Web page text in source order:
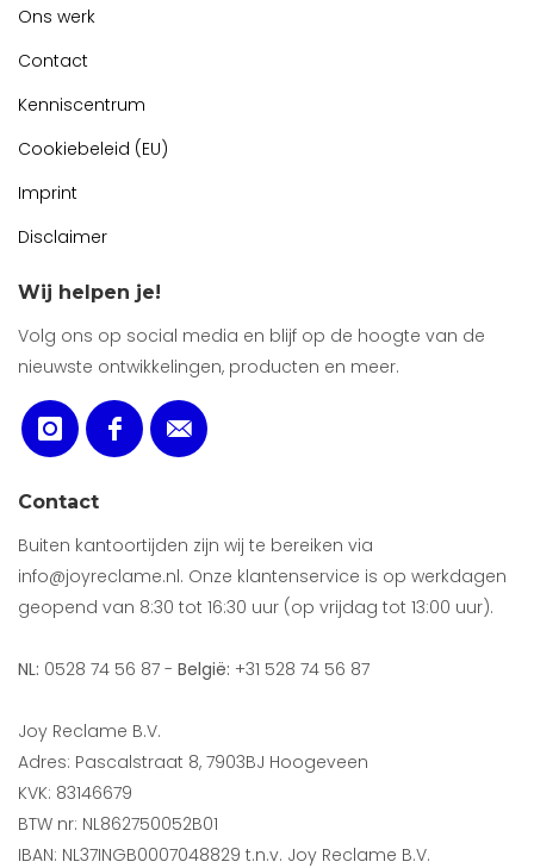
Ons werk
Contact
Kenniscentrum
Cookiebeleid (EU)
Imprint
Disclaimer
Wij helpen je!
Volg ons op social media en blijf op de hoogte van de
nieuwste ontwikkelingen, producten en meer.
Contact
Buiten kantoortijden zijn wij te bereiken via
info@joyreclame.nl. Onze klantenservice is op werkdagen
geopend van 8:30 tot 16:30 uur (op vrijdag tot 13:00 uur).
NL: 0528 74 56 87 - België: +31 528 74 56 87
Joy Reclame B.V.
Adres: Pascalstraat 8, 7903BJ Hoogeveen
KVK: 83146679
BTW nr: NL862750052B01
IBAN: NL37INGB0007048829 t.n.v. Joy Reclame B.V.